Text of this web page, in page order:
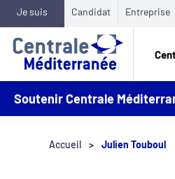
Je suis Candidat Entreprise
Soutenir Centrale
Accueil Julien Touboul